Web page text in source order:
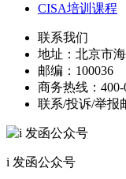
CISA培训课程
联系我们
地址： 北京市
邮编： 100036
商务热线：
联系/投诉/举报
i 发函公众号